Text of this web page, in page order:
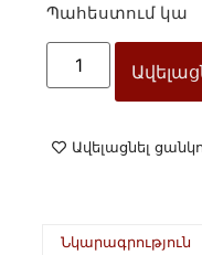
Պահեստում կա
Ավելացնել
Նկարագրություն